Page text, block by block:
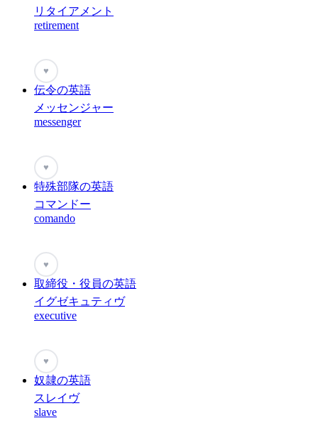
リタイアメント
retirement
♥
伝令の英語
メッセンジャー
messenger
♥
特殊部隊の英語
コマンドー
comando
♥
取締役・役員の英語
イグゼキュティヴ
executive
♥
奴隷の英語
スレイヴ
slave